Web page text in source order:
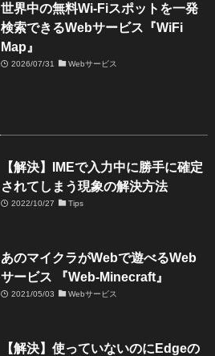
世界中の無料Wi-Fiスポットを一発
検索できるWebサービス『WiFi
Map』
2026/07/31 Webサービス
【解決】IMEで入力中に勝手に確定
されてしまう現象の解決方法
2022/10/27 Tips
あのマイクラがWebで遊べるWeb
サービス 『Web-Minecraft』
2021/05/03 Webサービス
【解決】使っていないのにEdgeの